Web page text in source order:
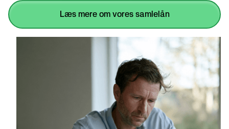
Læs mere om vores samlelån